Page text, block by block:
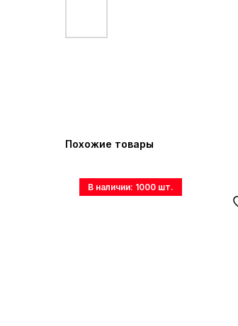
Похожие товары